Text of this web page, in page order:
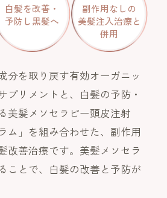
白髪を改善・
予防し黒髪へ
副作用なしの
美髪注入治療と
併用
分を取り戻す有効オーガニッ
プリメントと、白髪の予防・
美髪メソセラピー頭皮注射
ム」を組み合わせた、副作用
改善治療です。美髪メソセラ
ことで、白髪の改善と予防が